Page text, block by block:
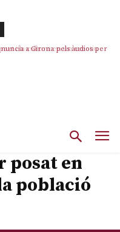
a Girona pels àudios però
posat en
població